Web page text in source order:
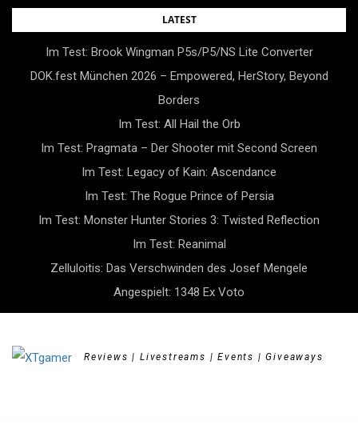
Skip
LATEST
Im Test: Brook Wingman P5s/P5/NS Lite Converter
DOK.fest München 2026 – Empowered, HerStory, Beyond
Borders
Im Test: All Hail the Orb
Im Test: Pragmata – Der Shooter mit Second Screen
Im Test: Legacy of Kain: Ascendance
Im Test: The Rogue Prince of Persia
Im Test: Monster Hunter Stories 3: Twisted Reflection
Im Test: Reanimal
Zelluloitis: Das Verschwinden des Josef Mengele
Angespielt: 1348 Ex Voto
Reviews | Livestreams | Events | Giveaways